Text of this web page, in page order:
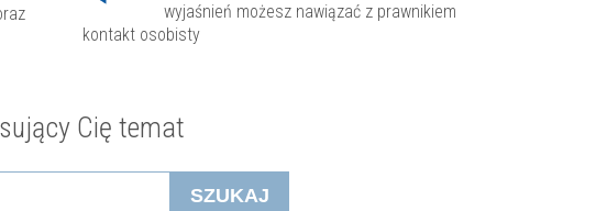
wyjaśnień możesz nawiązać z prawnikiem
kontakt osobisty
Cię temat
SZUKAJ